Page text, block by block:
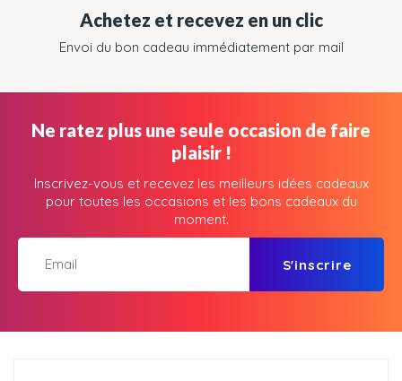
Achetez et recevez en un clic
Envoi du bon cadeau immédiatement par mail
Ne ratez plus une seule occasion de faire
plaisir !
Inscrivez-vous et recevez les meilleurs idées cadeaux
pour toutes les occasions et les bons cadeaux du
moment.
S'inscrire